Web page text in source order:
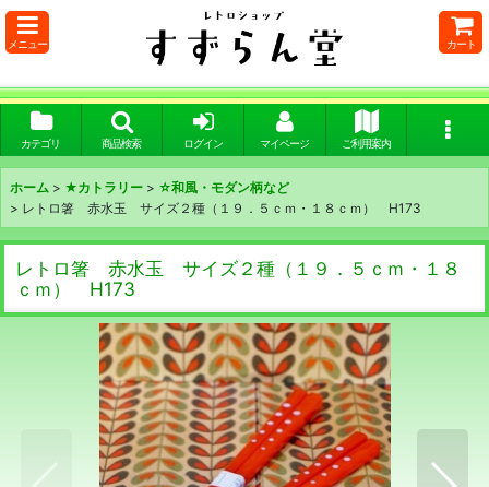
メニュー カート
カテゴリ 商品検索 ログイン マイページ ご利用案内
ホーム > ★カトラリー > ☆和風・モダン柄など
> レトロ箸 赤水玉 サイズ２種（１９．５ｃｍ・１８ｃｍ） H173
レトロ箸 赤水玉 サイズ２種（１９．５ｃｍ・１８
ｃｍ） H173